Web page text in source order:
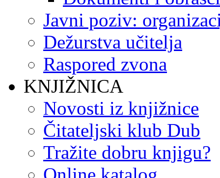
Javni poziv:
Dežurstva učitelja
Raspored zvona
KNJIŽNICA
Novosti iz knjižnice
Čitateljski klub Dub
Tražite dobru knjigu?